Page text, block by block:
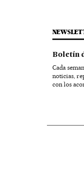
Boletín
Cada
noticias,
con los